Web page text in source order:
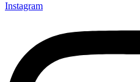
Instagram